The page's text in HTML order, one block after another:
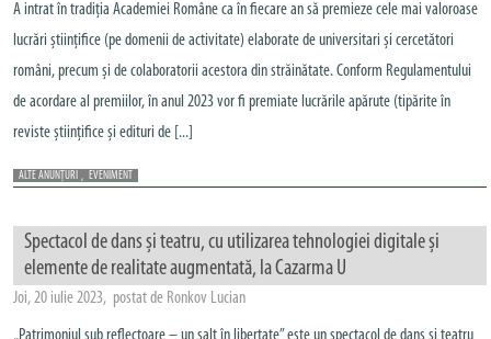
A intrat în tradiția Academiei Române ca în fiecare an să premieze cele mai valoroase
lucrări științifice (pe domenii de activitate) elaborate de universitari și cercetători
români, precum și de colaboratorii acestora din străinătate. Conform Regulamentului
de acordare al premiilor, în anul 2023 vor fi premiate lucrările apărute (tipărite în
reviste științifice și edituri de [...]
ALTE ANUNȚURI , EVENIMENT
Spectacol de dans și teatru, cu utilizarea tehnologiei digitale și
elemente de realitate augmentată, la Cazarma U
Joi, 20 iulie 2023, postat de Ronkov Lucian